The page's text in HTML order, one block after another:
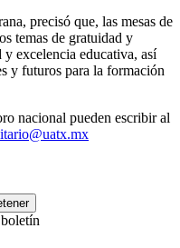
precisó que, las mesas de
temas de gratuidad y
excelencia educativa, así
y futuros para la formación
nacional pueden escribir al